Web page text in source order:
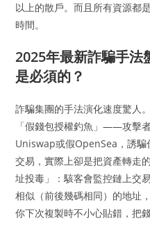
以上的散戶。而且所有資源都
時間。
2025年最新詐騙手法
是必須的？
詐騙集團的手法演化速度驚人
「假錢包授權釣魚」——攻擊
Uniswap或假OpenSea，誘騙
交易，實際上卻是把資產轉走
址投毒」：駭客會監控鏈上交
相似（前後幾碼相同）的地址
你下次複製時不小心貼錯，把錢